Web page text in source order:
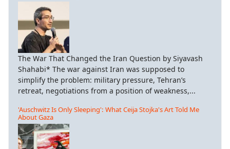
The War That Changed the Iran Question by Siyavash
Shahabi* The war against Iran was supposed to
simplify the problem: military pressure, Tehran’s
retreat, negotiations from a position of weakness,...
'Auschwitz Is Only Sleeping': What Ceija Stojka's Art Told Me
About Gaza